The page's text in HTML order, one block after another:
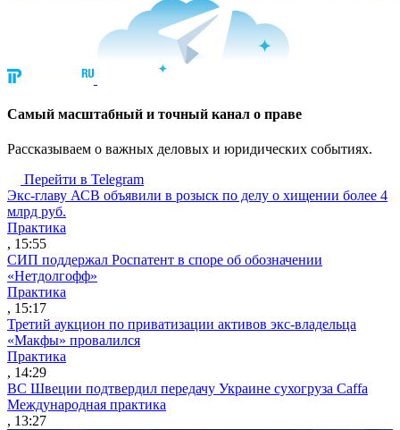
Cамый масштабный и точный канал о праве
Рассказываем о важных деловых и юридических событиях.
Перейти в Telegram
Экс-главу АСВ объявили в розыск по делу о хищении более 4
млрд руб.
Практика
, 15:55
СИП поддержал Роспатент в споре об обозначении
«Нетдолгофф»
Практика
, 15:17
Третий аукцион по приватизации активов экс-владельца
«Макфы» провалился
Практика
, 14:29
ВС Швеции подтвердил передачу Украине сухогруза Caffa
Международная практика
, 13:27